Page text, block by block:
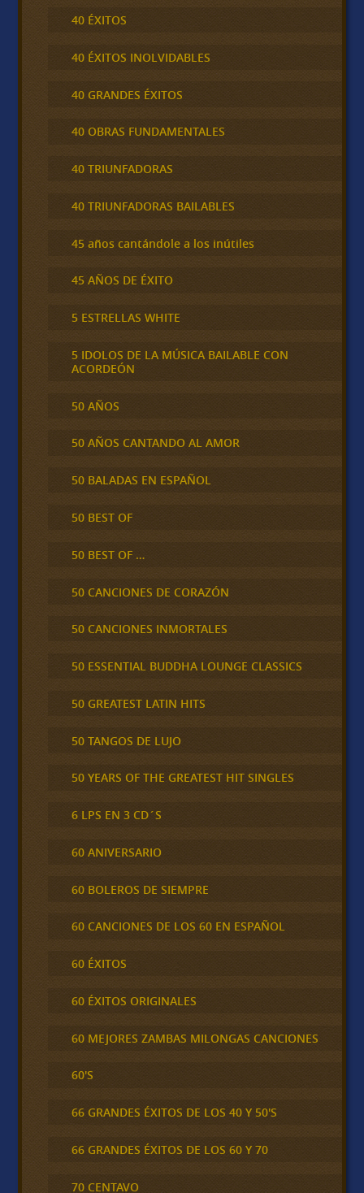
40 ÉXITOS
40 ÉXITOS INOLVIDABLES
40 GRANDES ÉXITOS
40 OBRAS FUNDAMENTALES
40 TRIUNFADORAS
40 TRIUNFADORAS BAILABLES
45 años cantándole a los inútiles
45 AÑOS DE ÉXITO
5 ESTRELLAS WHITE
5 IDOLOS DE LA MÚSICA BAILABLE CON
ACORDEÓN
50 AÑOS
50 AÑOS CANTANDO AL AMOR
50 BALADAS EN ESPAÑOL
50 BEST OF
50 BEST OF …
50 CANCIONES DE CORAZÓN
50 CANCIONES INMORTALES
50 ESSENTIAL BUDDHA LOUNGE CLASSICS
50 GREATEST LATIN HITS
50 TANGOS DE LUJO
50 YEARS OF THE GREATEST HIT SINGLES
6 LPS EN 3 CD´S
60 ANIVERSARIO
60 BOLEROS DE SIEMPRE
60 CANCIONES DE LOS 60 EN ESPAÑOL
60 ÉXITOS
60 ÉXITOS ORIGINALES
60 MEJORES ZAMBAS MILONGAS CANCIONES
60'S
66 GRANDES ÉXITOS DE LOS 40 Y 50'S
66 GRANDES ÉXITOS DE LOS 60 Y 70
70 CENTAVO